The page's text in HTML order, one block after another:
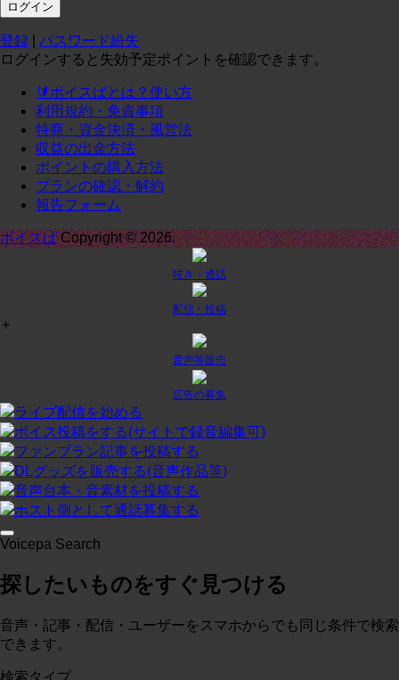
コースに入る
定期1-1¥0/月
投稿:0 画像数:0
コースに入る
投稿:0 画像数:0てｓｔ
テスト
プラン２¥0/月
投稿:0 画像数:0テスト
コースに入る
投稿:0 画像数:0概略
登録
パスワード紛失
ログインすると失効予定ポイントを確認できます。
🔰ボイスぱとは？使い方
利用規約・免責事項
特商・資金決済・風営法
収益の出金方法
ポイントの購入方法
プランの確認・解約
報告フォーム
ボイスぱCopyright © 2026.
呟き・通話
配信・投稿
+
音声等販売
広告の募集
ライブ配信を始める
ボイス投稿をする(サイトで録音編集可)
ファンプラン記事を投稿する
DLグッズを販売する(音声作品等)
音声台本・音素材を投稿する
ホスト側として通話募集する
Voicepa Search
探したいものをすぐ見つける
音声・記事・配信・ユーザーをスマホからでも同じ条件で検索
できます。
検索タイプ